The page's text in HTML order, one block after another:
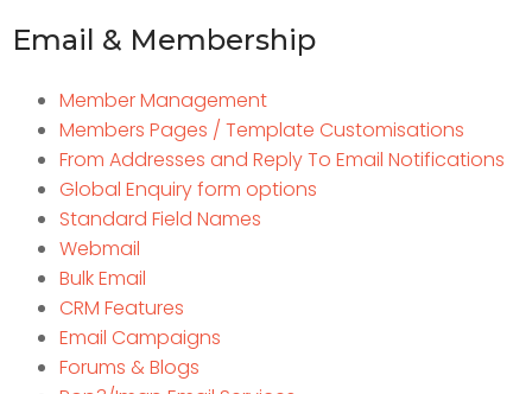
Email & Membership
Member Management
Members Pages / Template Customisations
From Addresses and Reply To Email Notifications
Global Enquiry form options
Standard Field Names
Webmail
Bulk Email
CRM Features
Email Campaigns
Forums & Blogs